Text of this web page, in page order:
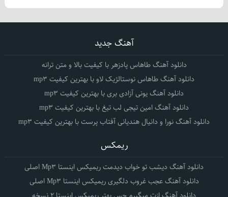
آهنگ جدید
دانلود آهنگ طاهاس پادزهر با کیفیت بالا و متن ترانه
دانلود آهنگ طاهاس نوستالژیک لاو با بهترین کیفیت mp3
دانلود آهنگ یونی آزادی بری با بهترین کیفیت mp3
دانلود آهنگ امین تیجی لب تیغ با بهترین کیفیت mp3
دانلود آهنگ نورا و دانیال هندیانی آفتاب پرست با بهترین کیفیت mp3
ریمکس
دانلود آهنگ دیشب تو خواب دیدمت ریمیکس اینستا Mp3 اصلی
دانلود آهنگ عجب غروب دلگیری ریمیکس اینستا Mp3 اصلی